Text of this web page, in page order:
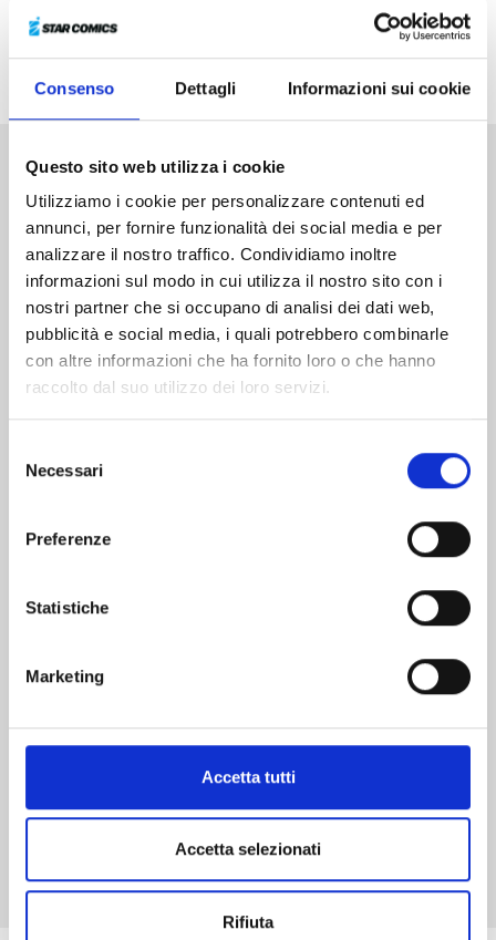
Consenso Dettagli Informazioni sui cookie
Questo sito web utilizza i cookie
Utilizziamo i cookie per personalizzare contenuti ed
annunci, per fornire funzionalità dei social media e per
analizzare il nostro traffico. Condividiamo inoltre
informazioni sul modo in cui utilizza il nostro sito con i
nostri partner che si occupano di analisi dei dati web,
pubblicità e social media, i quali potrebbero combinarle
con altre informazioni che ha fornito loro o che hanno
raccolto dal suo utilizzo dei loro servizi.
delNecessari
Preferenze
Statistiche
Marketing
Accetta tutti
Accetta selezionati
Rifiuta
un bosco mettono a dura prova le sue abilità ma,
come sempre, Conan farà di tutto per scoprire chi ha
Altri volumi della serie